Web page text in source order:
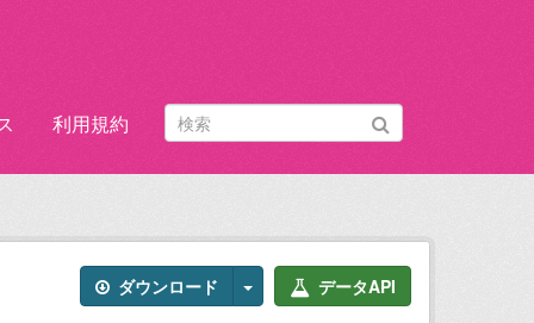
利用規約
ダウンロード データAPI